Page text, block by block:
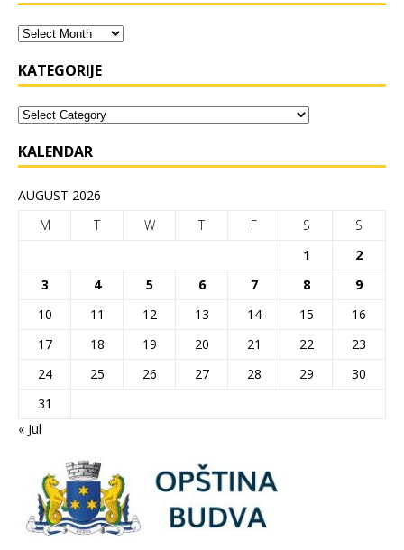
KATEGORIJE
KALENDAR
AUGUST 2026
M
T W T F S
S
1
2
3
4 5 6 7 8
9
10
11 12 13 14 15
16
17
18 19 20 21 22
23
24
25 26 27 28 29
30
31
« Jul